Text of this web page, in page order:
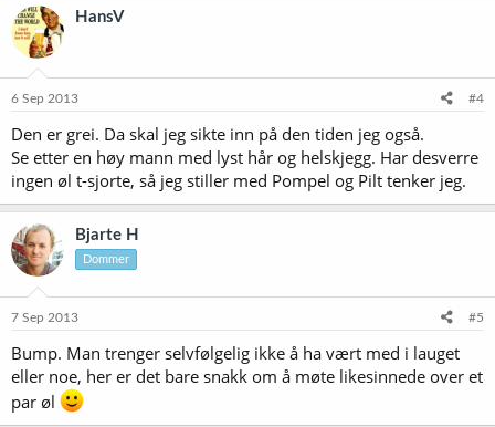
HansV
6 Sep 2013 #4
Den er grei. Da skal jeg sikte inn på den tiden jeg også.
Se etter en høy mann med lyst hår og helskjegg. Har desverre
ingen øl t-sjorte, så jeg stiller med Pompel og Pilt tenker jeg.
Bjarte H
Dommer
7 Sep 2013 #5
Bump. Man trenger selvfølgelig ikke å ha vært med i lauget
eller noe, her er det bare snakk om å møte likesinnede over et
par øl